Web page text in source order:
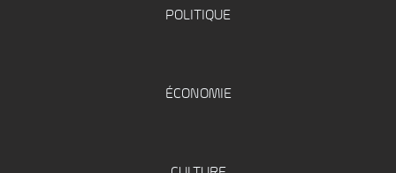
POLITIQUE
ÉCONOMIE